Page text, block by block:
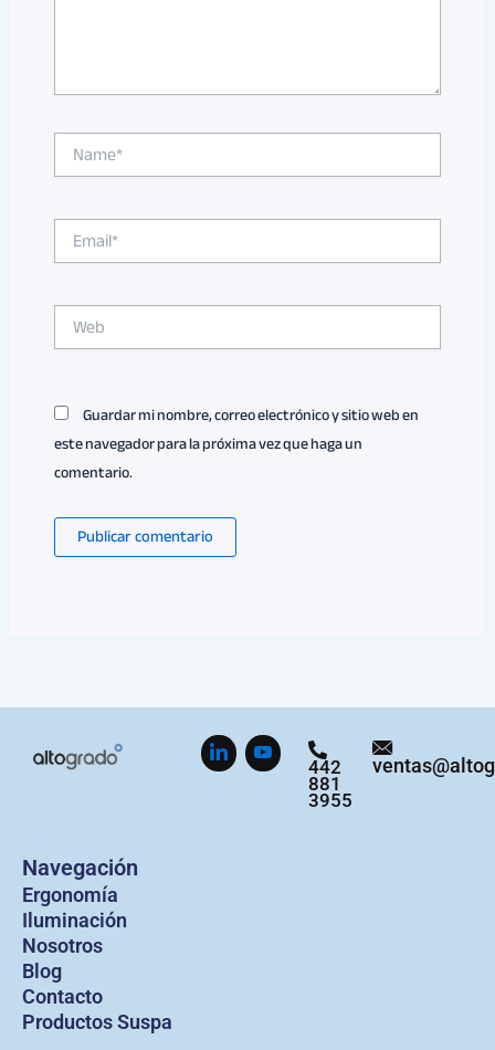
Name*
Email*
Web
Guardar mi nombre, correo electrónico y sitio web en
este navegador para la próxima vez que haga un
comentario.
442
881
3955
Navegación
Ergonomía
Iluminación
Nosotros
Blog
Contacto
Productos Suspa